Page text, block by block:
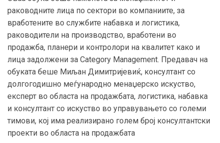
раководните лица по сектори во компаниите, за
вработените во службите набавка и логистика,
раководители на производство, вработени во
продажба, планери и контролори на квалитет како и
лица задолжени за Category Management. Предавач на
обуката беше Миљан Димитријевиќ, консултант со
долгогодишно меѓународно менаџерско искуство,
експерт во областа на продажбата, логистика, набавка
и консултант со искуство во управувањето со големи
тимови, кој има реализирано голем број консултантски
проекти во областа на продажбата